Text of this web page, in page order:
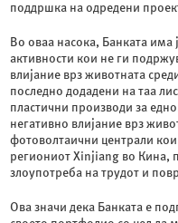
поддршка на одредени
Во оваа насока, Банката има
активности кои не ги
влијание врз животната
последно додадени на таа
пластични производи за
негативно влијание врз
фотоволтаични централи
региониот Xinjiang во Кина,
злоупотреба на трудот и
Ова значи дека Банката е